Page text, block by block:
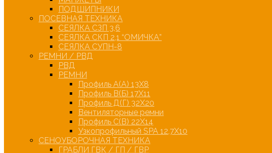
ПОДШИПНИКИ
ПОСЕВНАЯ ТЕХНИКА
СЕЯЛКА СЗП 3,6
СЕЯЛКА СКП 2,1 “ОМИЧКА”
СЕЯЛКА СУПН-8
РЕМНИ / РВД
РВД
РЕМНИ
Профиль А(А) 13Х8
Профиль В(Б) 17Х11
Профиль Д(Г) 32Х20
Вентиляторные ремни
Профиль С(В) 22Х14
Узкопрофильный SPA 12,7Х10
СЕНОУБОРОЧНАЯ ТЕХНИКА
ГРАБЛИ ГВК / ГП / ГВР